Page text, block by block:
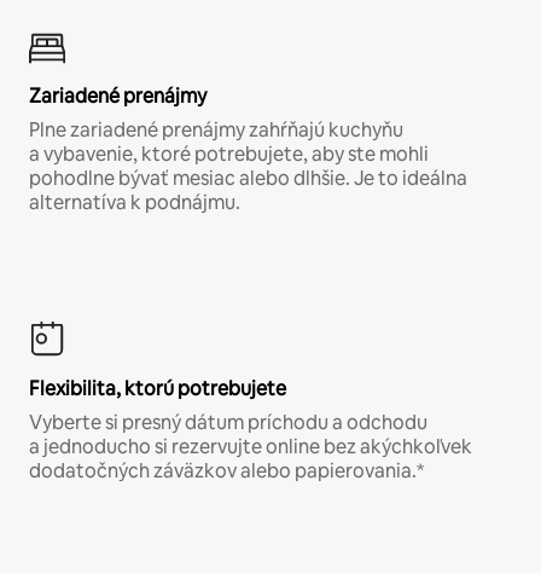
Zariadené prenájmy
Plne zariadené prenájmy zahŕňajú kuchyňu
a vybavenie, ktoré potrebujete, aby ste mohli
pohodlne bývať mesiac alebo dlhšie. Je to ideálna
alternatíva k podnájmu.
Flexibilita, ktorú potrebujete
Vyberte si presný dátum príchodu a odchodu
a jednoducho si rezervujte online bez akýchkoľvek
dodatočných záväzkov alebo papierovania.*